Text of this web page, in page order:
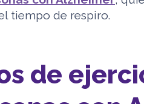
tiempo de respiro.
de